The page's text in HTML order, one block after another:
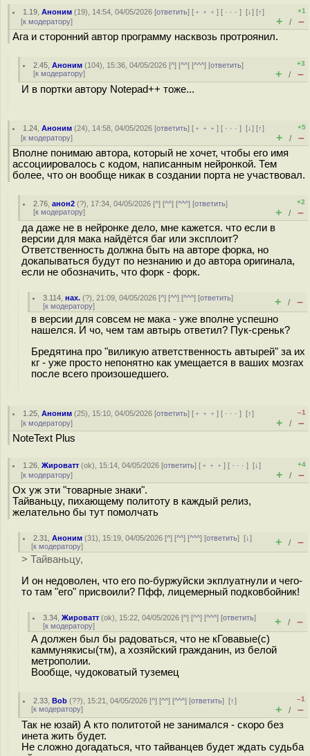
1.19 ,Аноним (19), 14:54, 04/05/2026 [ответить] [ ﹢﹢﹢] [ · · ·][↓] [↑]
[к модератору]
+1
+ / –
Ага и сторонний автор программу насквозь протроянил.
2.45 ,Аноним (104), 15:36, 04/05/2026 [^] [^^] [^^^] [ответить]
[к модератору]
+3
+ / –
И в портки автору Notepad++ тоже...
1.24 ,Аноним (24), 14:58, 04/05/2026 [ответить] [ ﹢﹢﹢] [ · · ·][↓] [↑]
[к модератору]
+5
+ / –
Вполне понимаю автора, который не хочет, чтобы его имя
ассоциировалось с кодом, написанным нейронкой. Тем
более, что он вообще никак в создании порта не участвовал.
2.76 ,анон2 (?), 17:34, 04/05/2026 [^] [^^] [^^^] [ответить]
[к модератору]
+2
+ / –
да даже не в нейронке дело, мне кажется. что если в
версии для мака найдётся баг или эксплоит?
Ответственность должна быть на авторе форка, но
докапываться будут по незнанию и до автора оригинала,
если не обозначить, что форк - форк.
3.114 ,нах. (?), 21:09, 04/05/2026 [^] [^^] [^^^] [ответить]
[к модератору] + / –
в версии для совсем не мака - уже вполне успешно
нашелся. И чо, чем там автырь ответил? Пук-cpeньк?
Бредятина про "виликую атветственность автырей" за их
кг - уже просто непонятно как умещается в ваших мозгах
после всего произошедшего.
1.25 ,Аноним (25), 15:10, 04/05/2026 [ответить] [ ﹢﹢﹢] [ · · ·][↑]
[к модератору]
–1
+ / –
NoteText Plus
1.26 ,Жироватт (ok), 15:14, 04/05/2026 [ответить] [ ﹢﹢﹢] [ · · ·][↓]
[к модератору]
+4
+ / –
Ох уж эти "товарные знаки".
Тайваньцу, пихающему политоту в каждый релиз,
желательно бы тут помолчать
2.31 ,Аноним (31), 15:19, 04/05/2026 [^] [^^] [^^^] [ответить][↓]
[к модератору] + / –
> Тайваньцу,
И он недоволен, что его по-буржуйски экплуатнули и чего-
то там "его" присвоили? Пфф, лицемерный подковбойник!
3.34 ,Жироватт (ok), 15:22, 04/05/2026 [^] [^^] [^^^] [ответить]
[к модератору] + / –
А должен был бы радоваться, что не кГовавые(с)
каммунякисы(тм), а хозяйский гражданин, из белой
метрополии.
Вообще, чудоковатый туземец
2.33 ,Bob (??), 15:21, 04/05/2026 [^] [^^] [^^^] [ответить][↑]
[к модератору]
–1
+ / –
Так не юзай) А кто политотой не занимался - скоро без
инета жить будет.
Не сложно догадаться, что тайванцев будет ждать судьба